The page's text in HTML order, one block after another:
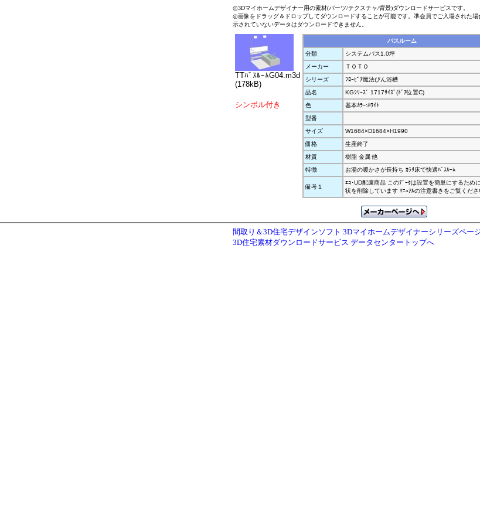
◎3Dマイホームデザイナー用の素材(パーツ/テクスチャ/背景)ダウンロードサービスです。
◎画像をドラッグ＆ドロップしてダウンロードすることが可能です。準会員でご入場された
示されていないデータはダウンロードできません。
TTﾊﾞｽﾙｰﾑG04.m3d
(178kB)
シンボル付き
バスルーム
分類
システムバス1.0坪
メーカー
ＴＯＴＯ
シリーズ
ﾌﾛｰﾋﾟｱ魔法びん浴槽
品名
KGｼﾘｰｽﾞ 1717ｻｲｽﾞ(ﾄﾞｱ位置C)
色
基本ｶﾗｰ:ﾎﾜｲﾄ
型番
サイズ
W1684×D1684×H1990
価格
生産終了
材質
樹脂 金属 他
特徴
お湯の暖かさが長持ち ｶﾗﾘ床で快適ﾊﾞｽﾙｰﾑ
備考１
ｴｺ･UD配慮商品 このﾃﾞｰﾀは設置を簡単にするため
状を削除しています ﾏﾆｭｱﾙの注意書きをご覧くださ
間取り＆3D住宅デザインソフト 3Dマイホームデザイナーシリーズペー
3D住宅素材ダウンロードサービス データセンタートップへ